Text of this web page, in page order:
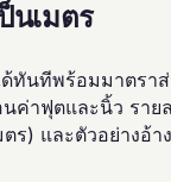
นเมตร
ทันทีพร้อมมาตราส่
ค่าฟุตและนิ้ว รายล
ร) และตัวอย่างอ้า